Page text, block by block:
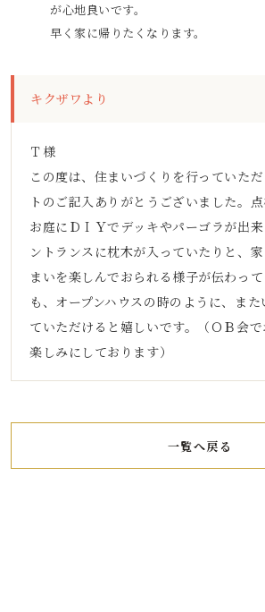
が心地良いです。
早く家に帰りたくなります。
キクザワより
Ｔ様
この度は、住まいづくりを行っていた
トのご記入ありがとうございました。点
お庭にＤＩＹでデッキやパーゴラが出
ントランスに枕木が入っていたりと、
まいを楽しんでおられる様子が伝わっ
も、オープンハウスの時のように、ま
ていただけると嬉しいです。（ＯＢ会
楽しみにしております）
一覧へ戻る